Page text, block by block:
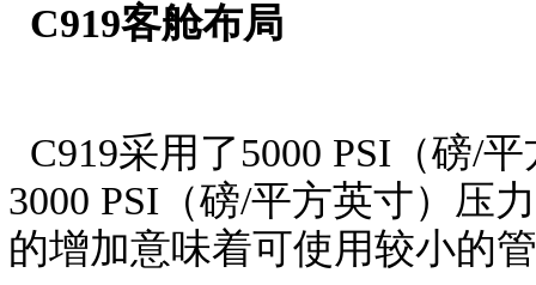
C919客舱布局
C919采用了5000 PSI（磅/
3000 PSI（磅/平方英寸）压
的增加意味着可使用较小的